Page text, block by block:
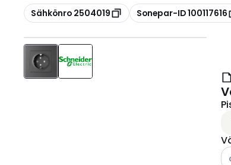
Kopioi
Sähkönro 2504019 Kopioi
Sonepar-ID 100117616